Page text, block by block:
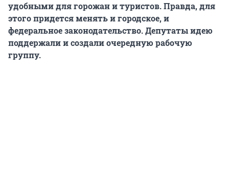
удобными для горожан и туристов. Правда, для
этого придется менять и городское, и
федеральное законодательство. Депутаты идею
поддержали и создали очередную рабочую
группу.